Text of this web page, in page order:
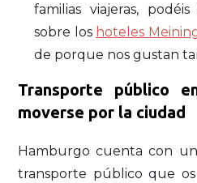
familias viajeras,
sobre los hoteles
de porque nos gustan
Transporte público
moverse por la ciudad
Hamburgo cuenta con
transporte público que